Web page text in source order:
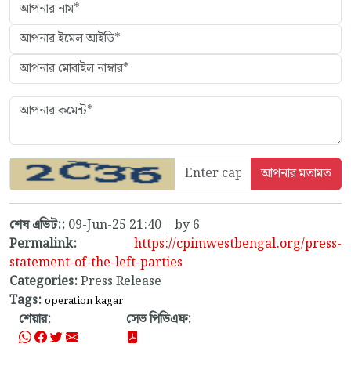
শেষ এডিট:: 09-Jun-25 21:40 | by 6
Permalink:
https://cpimwestbengal.org/press-
statement-of-the-left-parties
Categories:Press Release
Tags: operation kagar
শেয়ার: সেভ পিডিএফ: